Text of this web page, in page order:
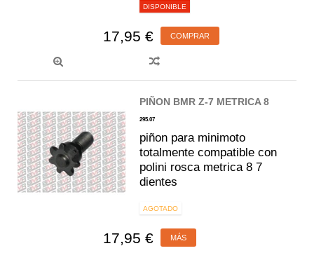
DISPONIBLE
17,95 € COMPRAR
PIÑON BMR Z-7 METRICA 8
295.07
piñon para minimoto
totalmente compatible con
polini rosca metrica 8 7
dientes
AGOTADO
17,95 € MÁS